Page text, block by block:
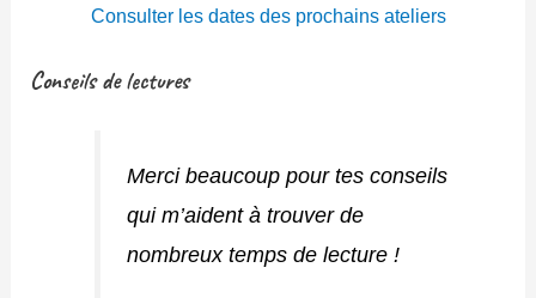
Consulter les dates des prochains ateliers
Conseils de lectures
Merci beaucoup pour tes conseils
qui m’aident à trouver de
nombreux temps de lecture !